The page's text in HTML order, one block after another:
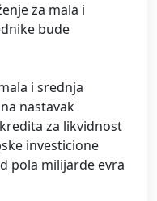
za mala i
bude
i srednja
nastavak
za likvidnost
investicione
pola milijarde evra